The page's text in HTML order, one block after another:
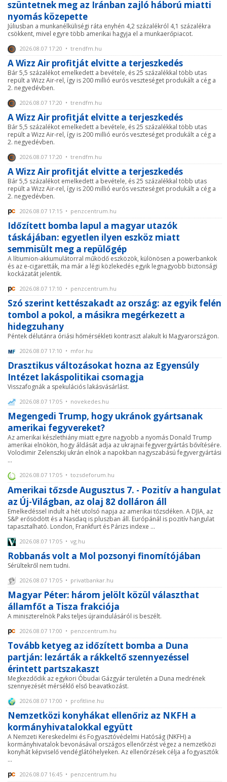
szüntetnek meg az Iránban zajló háború miatti
nyomás közepette
Júliusban a munkanélküliségi ráta enyhén 4,2 százalékról 4,1 százalékra
csökkent, mivel egyre több amerikai hagyja el a munkaerőpiacot.
2026.08.07 17:20 • trendfm.hu
A Wizz Air profitját elvitte a terjeszkedés
Bár 5,5 százalékot emelkedett a bevétele, és 25 százalékkal több utas
repült a Wizz Air-rel, így is 200 millió eurós veszteséget produkált a cég a
2. negyedévben.
2026.08.07 17:20 • trendfm.hu
A Wizz Air profitját elvitte a terjeszkedés
Bár 5,5 százalékot emelkedett a bevétele, és 25 százalékkal több utas
repült a Wizz Air-rel, így is 200 millió eurós veszteséget produkált a cég a
2. negyedévben.
2026.08.07 17:20 • trendfm.hu
A Wizz Air profitját elvitte a terjeszkedés
Bár 5,5 százalékot emelkedett a bevétele, és 25 százalékkal több utas
repült a Wizz Air-rel, így is 200 millió eurós veszteséget produkált a cég a
2. negyedévben.
2026.08.07 17:15 • penzcentrum.hu
Időzített bomba lapul a magyar utazók
táskájában: egyetlen ilyen eszköz miatt
semmisült meg a repülőgép
A lítiumion-akkumulátorral működő eszközök, különösen a powerbankok
és az e-cigaretták, ma már a légi közlekedés egyik legnagyobb biztonsági
kockázatát jelentik.
2026.08.07 17:10 • penzcentrum.hu
Szó szerint kettészakadt az ország: az egyik felén
tombol a pokol, a másikra megérkezett a
hidegzuhany
Péntek délutánra óriási hőmérsékleti kontraszt alakult ki Magyarországon.
2026.08.07 17:10 • mfor.hu
Drasztikus változásokat hozna az Egyensúly
Intézet lakáspolitikai csomagja
Visszafognák a spekulációs lakásvásárlást.
2026.08.07 17:05 • novekedes.hu
Megengedi Trump, hogy ukránok gyártsanak
amerikai fegyvereket?
Az amerikai készlethiány miatt egyre nagyobb a nyomás Donald Trump
amerikai elnökön, hogy áldását adja az ukrajnai fegyvergyártás bővítésére.
Volodimir Zelenszkij ukrán elnök a napokban nagyszabású fegyvergyártási
...
2026.08.07 17:05 • tozsdeforum.hu
Amerikai tőzsde Augusztus 7. - Pozitív a hangulat
az Új-Világban, az olaj 82 dolláron áll
Emelkedéssel indult a hét utolsó napja az amerikai tőzsdéken. A DJIA, az
S&P erősödött és a Nasdaq is pluszban áll. Európánál is pozitív hangulat
tapasztalható. London, Frankfurt és Párizs indexe ...
2026.08.07 17:05 • vg.hu
Robbanás volt a Mol pozsonyi finomítójában
Sérültekről nem tudni.
2026.08.07 17:05 • privatbankar.hu
Magyar Péter: három jelölt közül választhat
államfőt a Tisza frakciója
A miniszterelnök Paks teljes újraindulásáról is beszélt.
2026.08.07 17:00 • penzcentrum.hu
Tovább ketyeg az időzített bomba a Duna
partján: lezárták a rákkeltő szennyezéssel
érintett partszakaszt
Megkezdődik az egykori Óbudai Gázgyár területén a Duna medrének
szennyezését mérséklő első beavatkozást.
2026.08.07 17:00 • profitline.hu
Nemzetközi konyhákat ellenőriz az NKFH a
kormányhivatalokkal együtt
A Nemzeti Kereskedelmi és Fogyasztóvédelmi Hatóság (NKFH) a
kormányhivatalok bevonásával országos ellenőrzést végez a nemzetközi
konyhát képviselő vendéglátóhelyeken. Az ellenőrzések célja a fogyasztók
...
2026.08.07 16:45 • penzcentrum.hu